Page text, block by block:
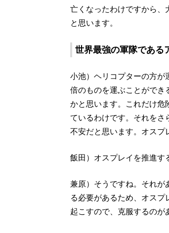
亡くなったわけですから、
と思います。
世界最強の軍隊である
小池）ヘリコプターの方が
倍のものを運ぶことができ
かと思います。これだけ危
ているわけです。それをさ
不安だと思います。オスプ
飯田）オスプレイを推進す
兼原）そうですね。それが
る必要があるため、オス
起こすので、克服するのが